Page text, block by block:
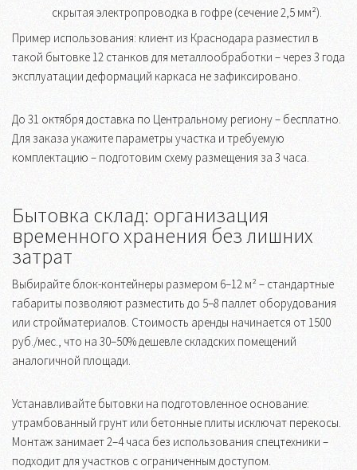
скрытая электропроводка в гофре (сечение 2,5 мм²).
Пример использования: клиент из Краснодара разместил в
такой бытовке 12 станков для металлообработки – через 3 года
эксплуатации деформаций каркаса не зафиксировано.
До 31 октября доставка по Центральному региону – бесплатно.
Для заказа укажите параметры участка и требуемую
комплектацию – подготовим схему размещения за 3 часа.
Бытовка склад: организация
временного хранения без лишних
затрат
Выбирайте блок-контейнеры размером 6–12 м² – стандартные
габариты позволяют разместить до 5–8 паллет оборудования
или стройматериалов. Стоимость аренды начинается от 1500
руб./мес., что на 30–50% дешевле складских помещений
аналогичной площади.
Устанавливайте бытовки на подготовленное основание:
утрамбованный грунт или бетонные плиты исключат перекосы.
Монтаж занимает 2–4 часа без использования спецтехники –
подходит для участков с ограниченным доступом.